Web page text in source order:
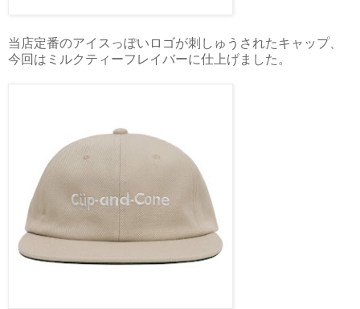
当店定番のアイスっぽいロゴが刺しゅうされたキャップ、
今回はミルクティーフレイバーに仕上げました。